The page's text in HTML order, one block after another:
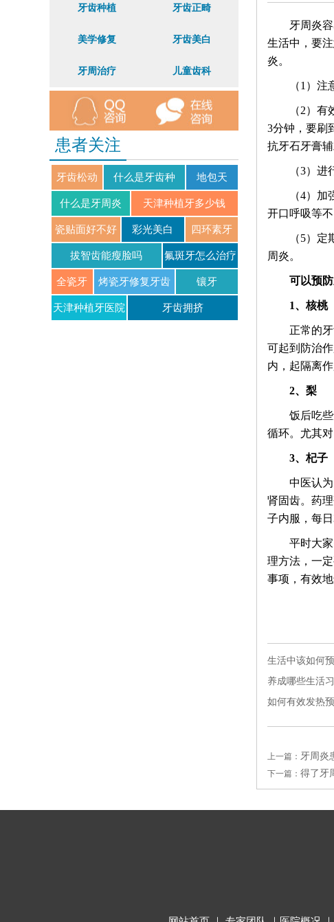
牙齿种植 牙齿正畸
美学修复 牙齿美白
牙周治疗 儿童齿科
患者关注
牙齿松动 什么是牙齿种
植？
地包天
什么是牙周炎 天津种植牙多少钱
瓷贴面好不好 彩光美白 四环素牙
拔智齿能瘦脸吗 氟斑牙怎么治疗
全瓷牙 烤瓷牙修复牙齿
好吗
镶牙
天津种植牙医院 牙齿拥挤
牙周炎
生活中，要
炎。
（1）
（2）
3分钟，要刷
抗牙石牙膏
（3）
（4）
开口呼吸等不
（5）
周炎。
可以预
1、核桃
正常的
可起到防治
内，起隔离
2、梨
饭后吃
循环。尤其
3、杞子
中医认
肾固齿。药
子内服，每
平时大
理方法，一
事项，有效
生活中该如何
养成哪些生活
如何有效发热
上一篇： 牙周炎
下一篇： 得了牙